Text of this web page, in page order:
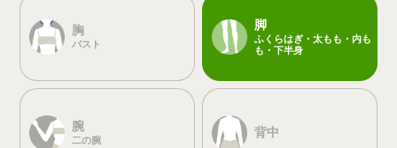
胸
バスト
脚
ふくらはぎ・太もも・内も
も・下半身
腕
二の腕
背中